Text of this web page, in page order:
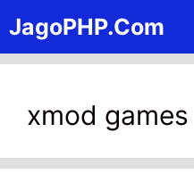
to
content
JagoPHP.Com
xmod games